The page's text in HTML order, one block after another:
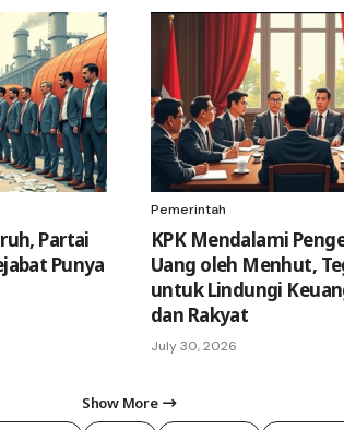
Partai
Punya
Pemerintah
KPK Mendalami
Uang oleh Menhut,
untuk Lindungi
dan Rakyat
July 30, 2026
Show More